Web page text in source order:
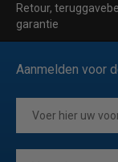
Retour,
garantie
Aanmelden voor